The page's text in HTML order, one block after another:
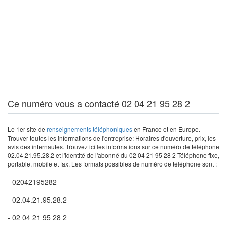
Ce numéro vous a contacté 02 04 21 95 28 2
Le 1er site de renseignements téléphoniquesen France et en Europe.
Trouver toutes les informations de l'entreprise: Horaires d'ouverture, prix, les
avis des internautes. Trouvez ici les informations sur ce numéro de téléphone
02.04.21.95.28.2 et l'identité de l'abonné du 02 04 21 95 28 2 Téléphone fixe,
portable, mobile et fax. Les formats possibles de numéro de téléphone sont :
- 02042195282
- 02.04.21.95.28.2
- 02 04 21 95 28 2